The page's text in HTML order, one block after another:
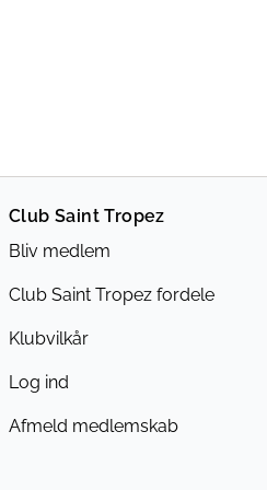
Club Saint Tropez
Bliv medlem
Club Saint Tropez fordele
Klubvilkår
Log ind
Afmeld medlemskab